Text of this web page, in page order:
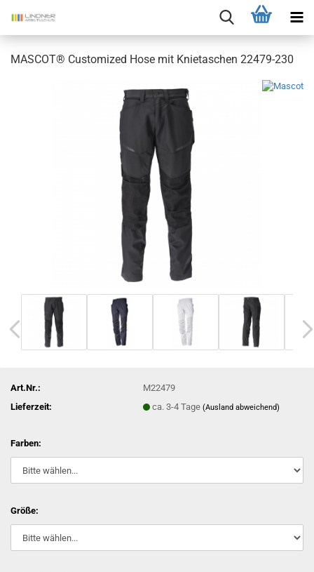
MASCOT® Customized Hose mit Knietaschen 22479-230
Art.Nr.:
M22479
Lieferzeit:
ca. 3-4 Tage(Ausland abweichend)
Farben:
Größe: